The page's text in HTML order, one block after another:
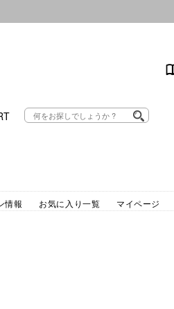
情報
お気に入り一覧 マイページ